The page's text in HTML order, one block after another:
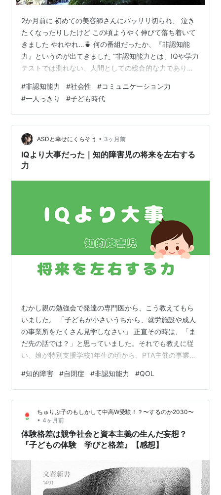
2か月前に 初めての美容師さんにバッサリ切られ、 泣き
たくなったりしたけど この頃ようやく伸びて落ち着いて
きました やれやれ…🍵 何の番組だったか、『非認知能
力』というのが出てきました “非認知能力とは、IQや学力
テストでは測れない、人間としての総合的な力であり、
ション力などを含む能力” とのこと わたしって こういう
のが弱いんですねぇ、生き方が不器用だったり 頼りなか
ったり🐌 コミュニケーション力や、適応能力、社会性と
か 小学校は家の都合で2度引っ越し つまり、小学校 3つ
行きました その度に友だち つくれなくて 母に「自分か
ら話しかけていか…
#非認知能力 #社会性 #コミュニケーション力
#一人っきり #子ども時代
ASDと幸せにくらそう • 3ヶ月前
IQより大事だった｜知的障害児の将来を左右する
力
むかし親の勉強会で発達の専門医から、こう教えてもら
いました。 「子どもが小さいうちから、就労施設や成人
の事業所をたくさん見学しなさい」 正直その時は、「ま
だ先の話では？」と思っていました。それでも教えに従
い、娘が特別支援学校1年生の頃から、PTA主催の事業所
は、安定して生活したり働き続けたりする人は、 決まっ
たことを続けられる 周囲とトラブルになりにくい 困った
時に助けを求められる 人への感謝や協調を示せる こうし
た力が、暮らしや社会参加を支えているように感じまし
た。 一方で、学力などの認知的な課題に関しては、道具
の工夫や視覚化、職員さんの支…
#知的障害 #自閉症 #非認知能力 #QOL
ちゅりぷ子のもしかして中高W受験！？〜するのか2030〜
• 4ヶ月前
体験格差は競争社会と資本主義の生んだ妄想？
『子どもの体験 学びと格差』【感想】